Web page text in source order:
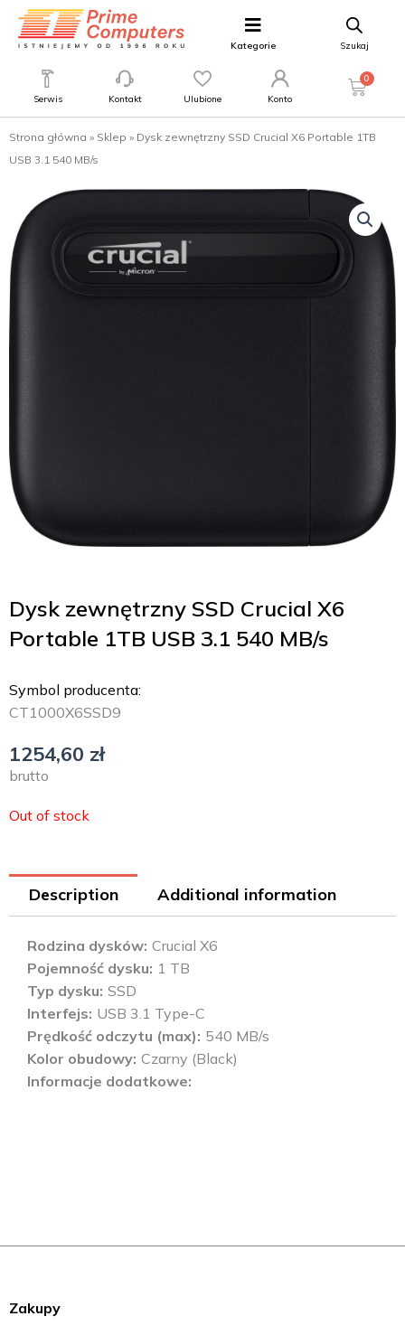
Kategorie Szukaj
Serwis Kontakt Ulubione Konto
0
Strona główna » Sklep » Dysk zewnętrzny SSD Crucial X6 Portable 1TB
USB 3.1 540 MB/s
Dysk zewnętrzny SSD Crucial X6
Portable 1TB USB 3.1 540 MB/s
Symbol producenta:
CT1000X6SSD9
1254,60 zł
brutto
Out of stock
Description Additional information
Rodzina dysków Crucial X6
Pojemność dysku 1 TB
Typ dysku SSD
Interfejs USB 3.1 Type-C
Prędkość odczytu (max) 540 MB/s
Kolor obudowy Czarny (Black)
Informacje dodatkowe
Zakupy